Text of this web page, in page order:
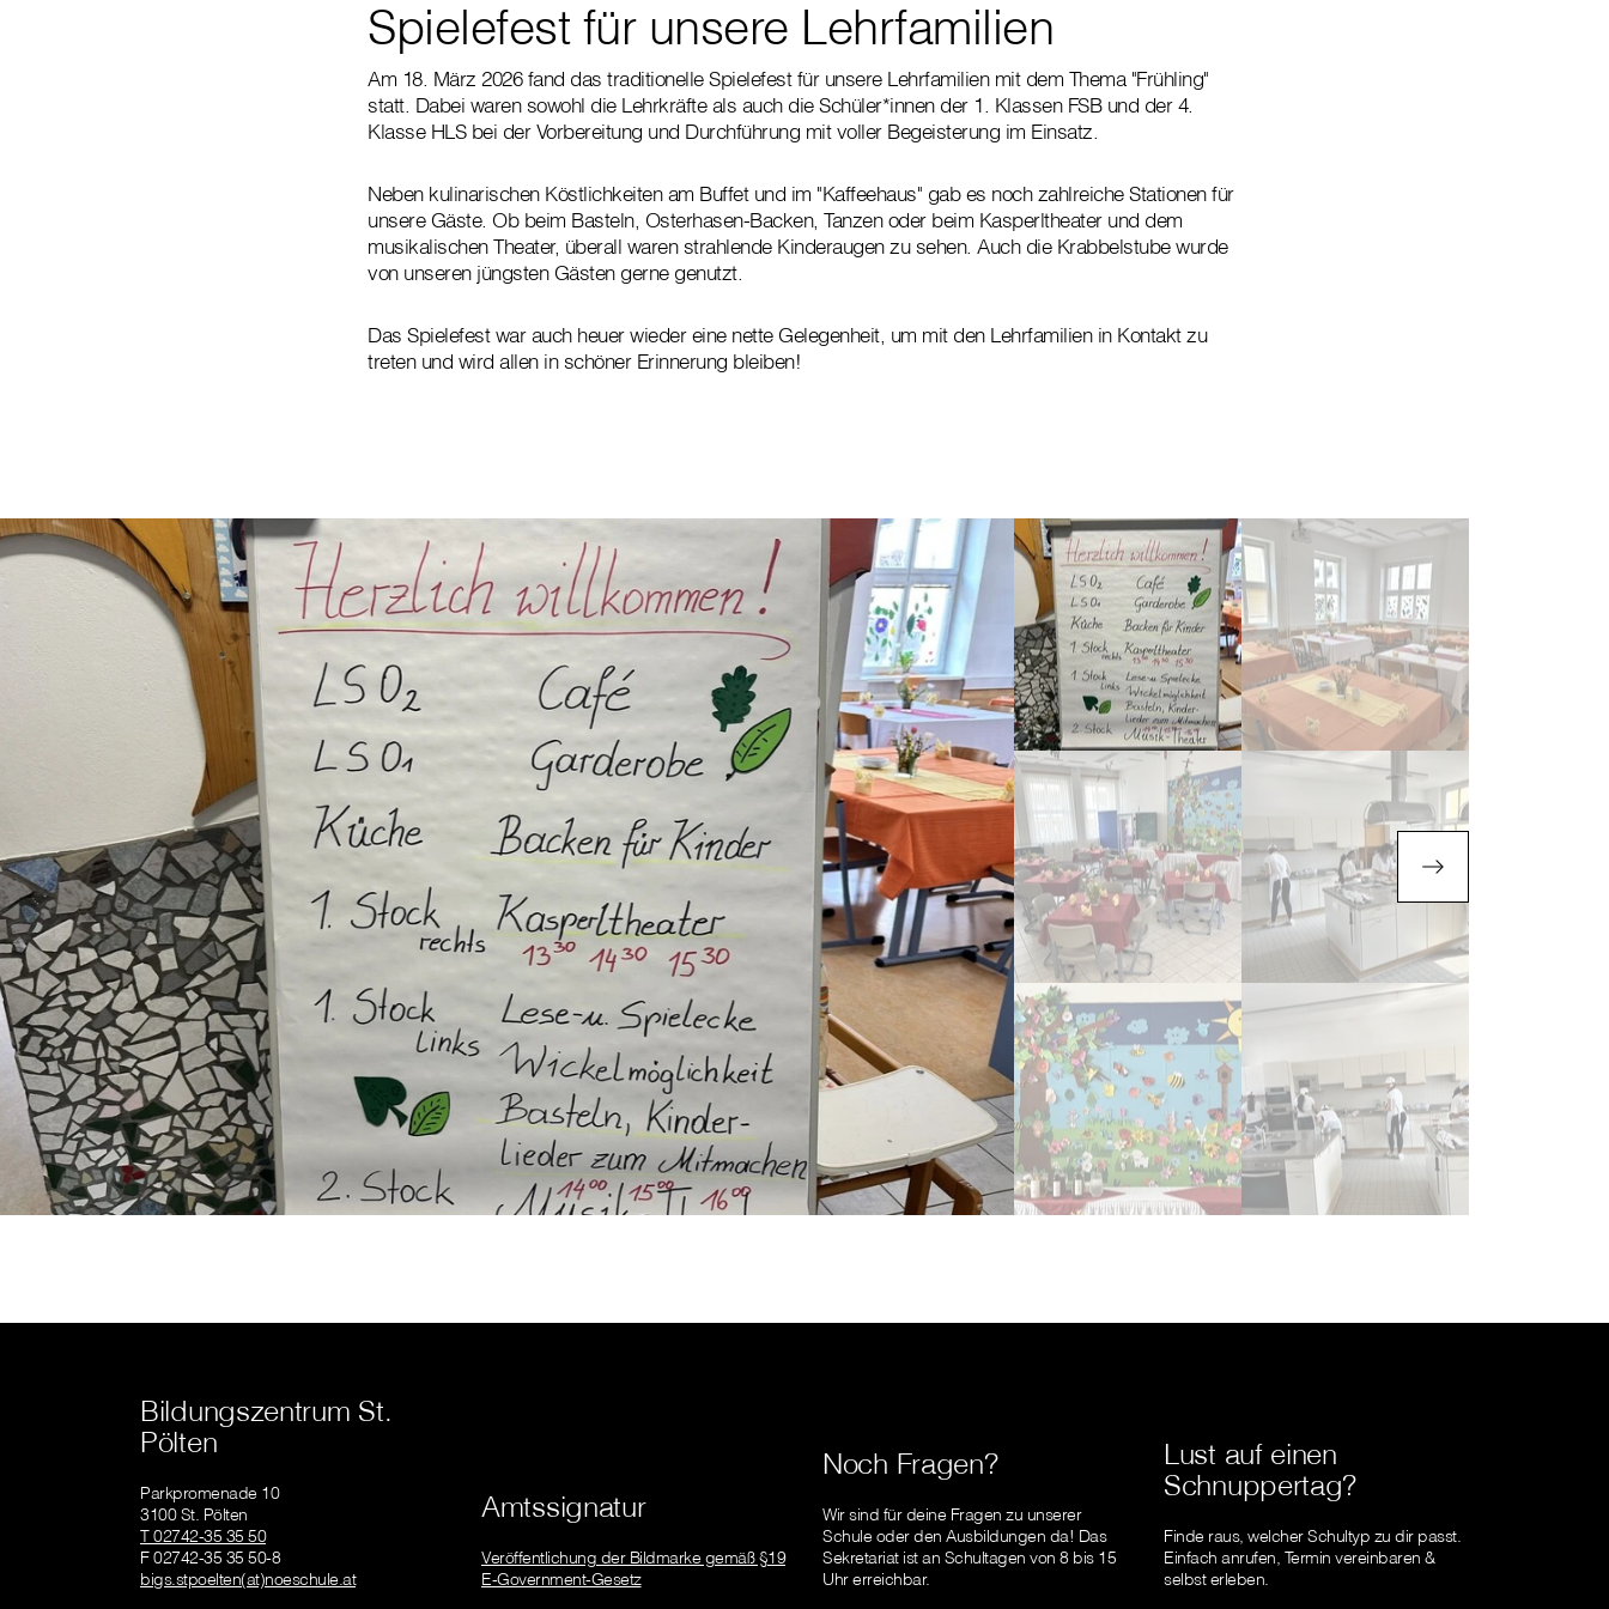
Spielefest für unsere Lehrfamilien
Am 18. März 2026 fand das traditionelle Spielefest für unsere Lehrfamilien mit dem Thema "Frühling"
statt. Dabei waren sowohl die Lehrkräfte als auch die Schüler*innen der 1. Klassen FSB und der 4.
Klasse HLS bei der Vorbereitung und Durchführung mit voller Begeisterung im Einsatz.
Neben kulinarischen Köstlichkeiten am Buffet und im "Kaffeehaus" gab es noch zahlreiche Stationen für
unsere Gäste. Ob beim Basteln, Osterhasen-Backen, Tanzen oder beim Kasperltheater und dem
musikalischen Theater, überall waren strahlende Kinderaugen zu sehen. Auch die Krabbelstube wurde
von unseren jüngsten Gästen gerne genutzt.
Das Spielefest war auch heuer wieder eine nette Gelegenheit, um mit den Lehrfamilien in Kontakt zu
treten und wird allen in schöner Erinnerung bleiben!
Bildungszentrum St.
Pölten
Parkpromenade 10
3100 St. Pölten
T 02742-35 35 50
F 02742-35 35 50-8
bigs.stpoelten(at)noeschule.at
Amtssignatur
Veröffentlichung der Bildmarke gemäß §19
E-Government-Gesetz
Noch Fragen?
Wir sind für deine Fragen zu unserer
Schule oder den Ausbildungen da! Das
Sekretariat ist an Schultagen von 8 bis 15
Uhr erreichbar.
Lust auf einen
Schnuppertag?
Finde raus, welcher Schultyp zu dir passt.
Einfach anrufen, Termin vereinbaren &
selbst erleben.